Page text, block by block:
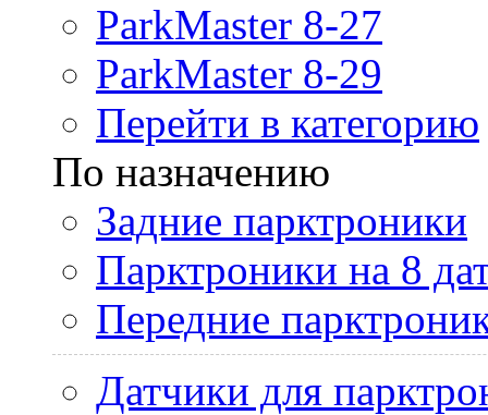
ParkMaster 8-27
ParkMaster 8-29
Перейти в категорию
По назначению
Задние парктроники
Парктроники на 8
Передние
Датчики для